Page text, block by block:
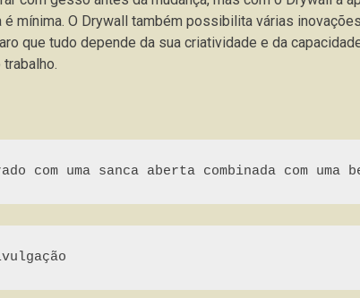
mínima. O Drywall também possibilita várias
que tudo depende da sua criatividade e da
com uma sanca aberta combinada